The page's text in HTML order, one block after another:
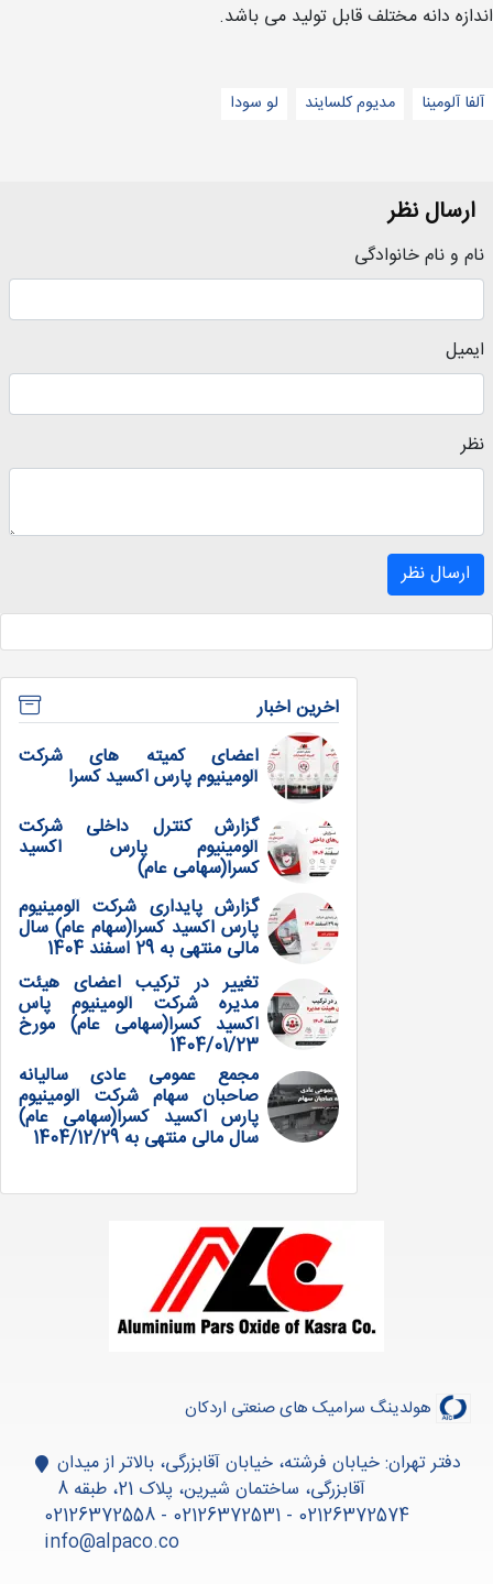
اندازه دانه مختلف قابل تولید می باشد.
آلفا آلومینا مدیوم کلسایند لو سودا
ارسال نظر
نام و نام خانوادگی
ایمیل
نظر
ارسال نظر
اخرین اخبار
اعضای کمیته های شرکت
آلومینیوم پارس اکسید کسرا
گزارش کنترل داخلی شرکت
آلومینیوم پارس اکسید
کسرا(سهامی عام)
گزارش پایداری شرکت آلومینیوم
پارس اکسید کسرا(سهام عام) سال
مالی منتهی به 29 اسفند 1404
تغییر در ترکیب اعضای هیئت
مدیره شرکت آلومینیوم پاس
اکسید کسرا(سهامی عام) مورخ
1404/01/23
مجمع عمومی عادی سالیانه
صاحبان سهام شرکت آلومینیوم
پارس اکسید کسرا(سهامی عام)
سال مالی منتهی به 1404/12/29
هولدینگ سرامیک های صنعتی اردکان
دفتر تهران: خیابان فرشته، خیابان آقابزرگی، بالاتر از میدان
آقابزرگی، ساختمان شیرین، پلاک 21، طبقه 8
02126372574 - 02126372531 - 02126372558
info@alpaco.co